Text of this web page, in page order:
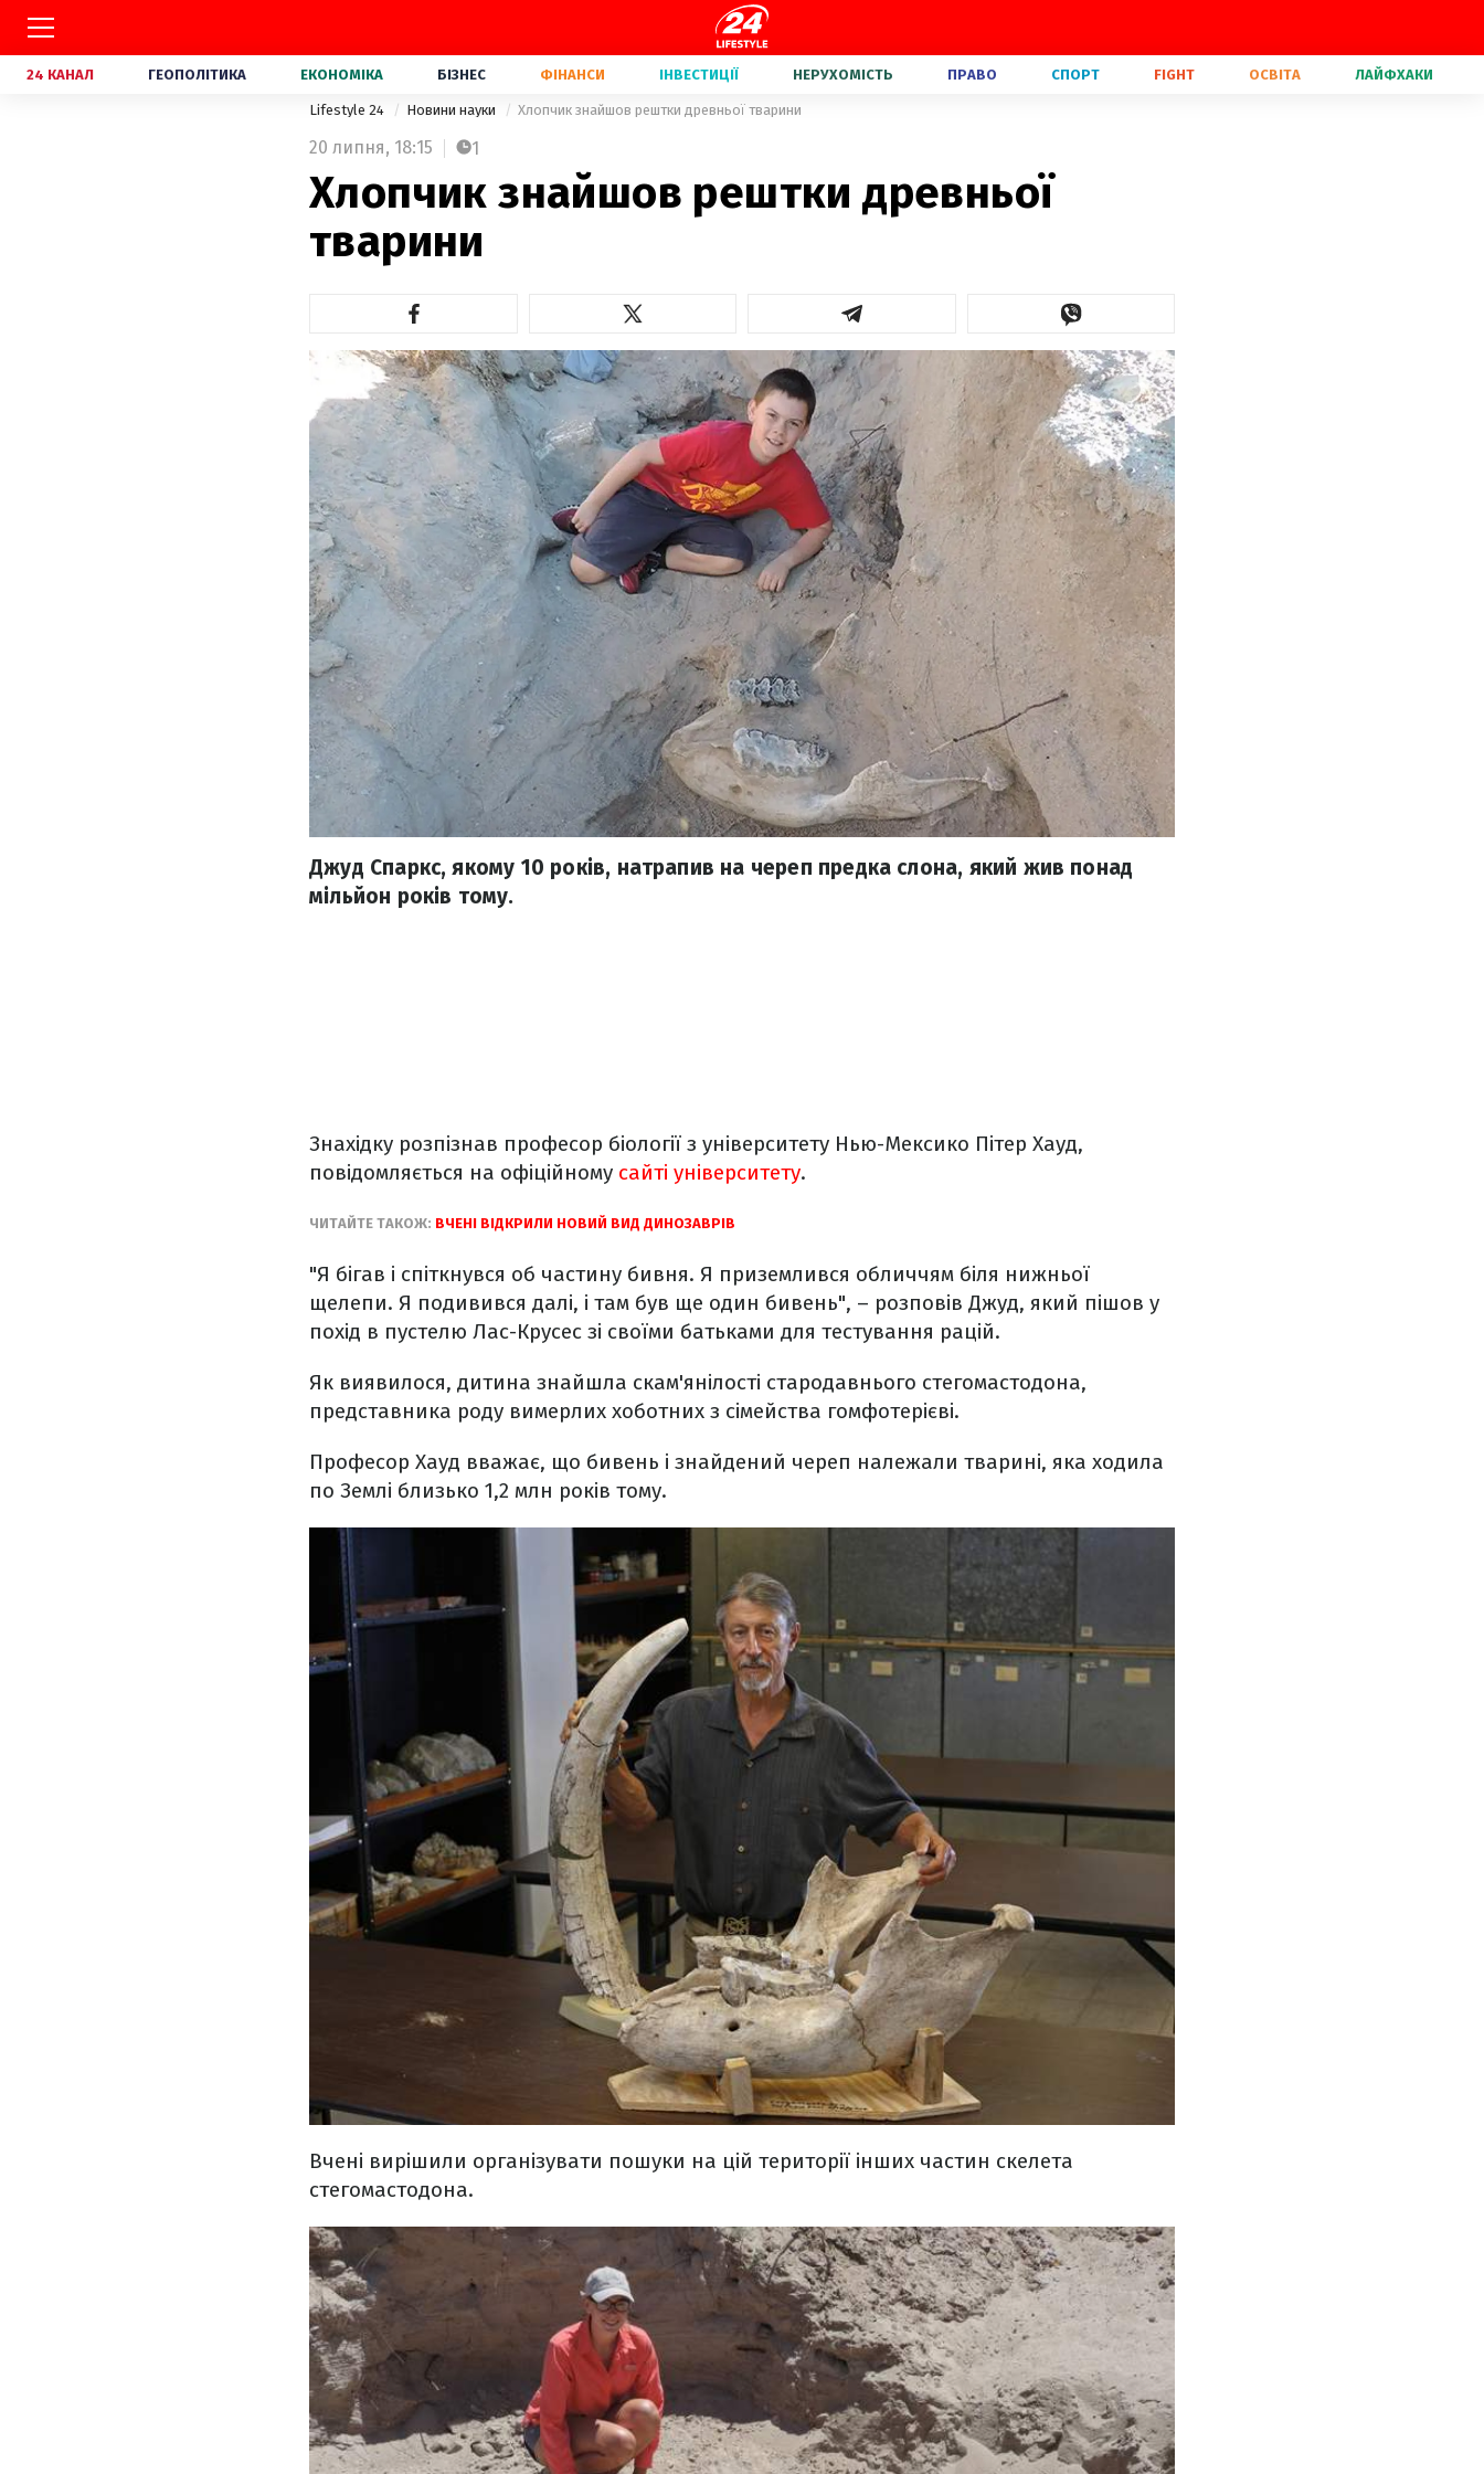
24 КАНАЛ ГЕОПОЛІТИКА ЕКОНОМІКА БІЗНЕС ФІНАНСИ ІНВЕСТИЦІЇ НЕРУХОМІСТЬ ПРАВО СПОРТ FIGHT ОСВІТА ЛАЙФХАКИ
Lifestyle 24 Новини науки Хлопчик знайшов рештки древньої тварини
20 липня, 18:15 1
Хлопчик знайшов рештки древньої
тварини
Джуд Спаркс, якому 10 років, натрапив на череп предка слона, який жив понад
мільйон років тому.
Знахідку розпізнав професор біології з університету Нью-Мексико Пітер Хауд,
повідомляється на офіційному сайті університету.
ЧИТАЙТЕ ТАКОЖ: ВЧЕНІ ВІДКРИЛИ НОВИЙ ВИД ДИНОЗАВРІВ
"Я бігав і спіткнувся об частину бивня. Я приземлився обличчям біля нижньої
щелепи. Я подивився далі, і там був ще один бивень", – розповів Джуд, який пішов у
похід в пустелю Лас-Крусес зі своїми батьками для тестування рацій.
Як виявилося, дитина знайшла скам'янілості стародавнього стегомастодона,
представника роду вимерлих хоботних з сімейства гомфотерієві.
Професор Хауд вважає, що бивень і знайдений череп належали тварині, яка ходила
по Землі близько 1,2 млн років тому.
Вчені вирішили організувати пошуки на цій території інших частин скелета
стегомастодона.